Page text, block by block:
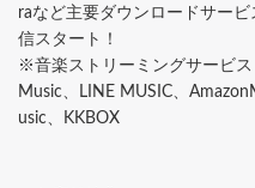
raなど主要ダウンロードサー
信スタート！
※音楽ストリーミングサービ
Music、LINE MUSIC、
usic、KKBOX